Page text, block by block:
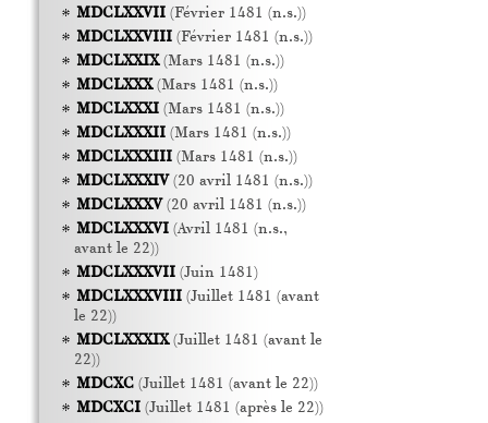
MDCLXXVII(Février 1481 (n.s.))
MDCLXXVIII(Février 1481 (n.s.))
MDCLXXIX(Mars 1481 (n.s.))
MDCLXXX(Mars 1481 (n.s.))
MDCLXXXI(Mars 1481 (n.s.))
MDCLXXXII(Mars 1481 (n.s.))
MDCLXXXIII(Mars 1481 (n.s.))
MDCLXXXIV(20 avril 1481 (n.s.))
MDCLXXXV(20 avril 1481 (n.s.))
MDCLXXXVI(Avril 1481 (n.s.,
avant le 22))
MDCLXXXVII(Juin 1481)
MDCLXXXVIII(Juillet 1481 (avant
le 22))
MDCLXXXIX(Juillet 1481 (avant le
22))
MDCXC(Juillet 1481 (avant le 22))
MDCXCI(Juillet 1481 (après le 22))